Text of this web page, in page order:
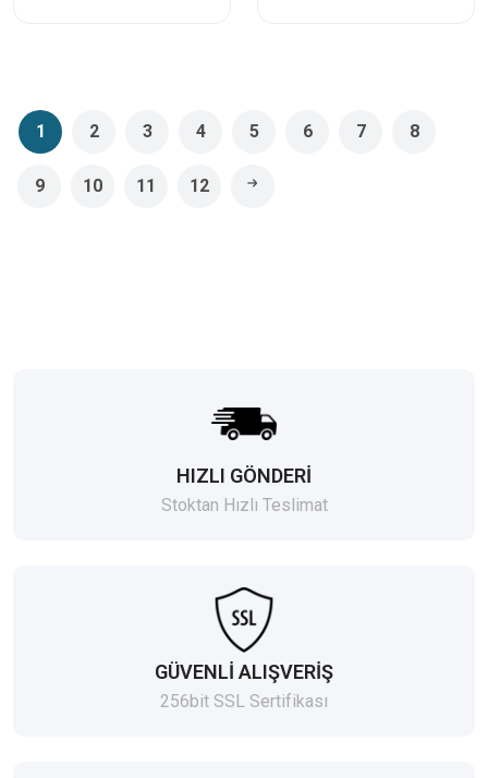
1 2 3 4 5 6 7 8
9 10 11 12
HIZLI GÖNDERİ
Stoktan Hızlı Teslimat
GÜVENLİ ALIŞVERİŞ
256bit SSL Sertifikası